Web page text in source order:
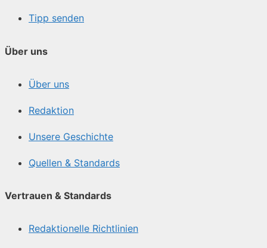
Tipp senden
Über uns
Über uns
Redaktion
Unsere Geschichte
Quellen & Standards
Vertrauen & Standards
Redaktionelle Richtlinien